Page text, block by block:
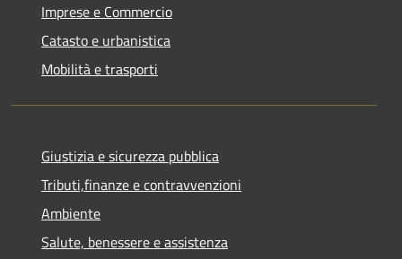
Imprese e Commercio
Catasto e urbanistica
Mobilità e trasporti
Giustizia e sicurezza pubblica
Tributi,finanze e contravvenzioni
Ambiente
Salute, benessere e assistenza